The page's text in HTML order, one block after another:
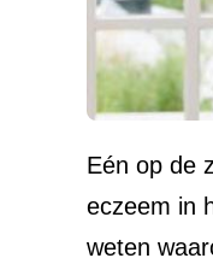
Eén op de
eczeem in
weten